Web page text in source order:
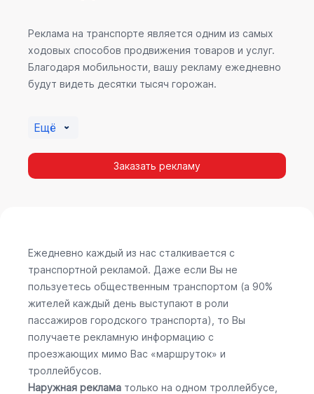
Реклама на транспорте является одним из самых
ходовых способов продвижения товаров и услуг.
Благодаря мобильности, вашу рекламу ежедневно
будут видеть десятки тысяч горожан.
Ещё
Заказать рекламу
Ежедневно каждый из нас сталкивается с
транспортной рекламой. Даже если Вы не
пользуетесь общественным транспортом (а 90%
жителей каждый день выступают в роли
пассажиров городского транспорта), то Вы
получаете рекламную информацию с
проезжающих мимо Вас «маршруток» и
троллейбусов.
Наружная реклама только на одном троллейбусе,